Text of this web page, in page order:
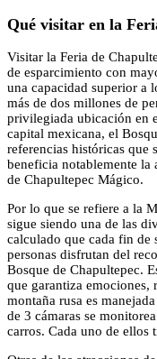
Qué visitar en la
Visitar la Feria de
de esparcimiento con
una capacidad superior a
más de dos millones de
privilegiada ubicación en
capital mexicana, el
referencias históricas que
beneficia notablemente la
de Chapultepec Mágico.
Por lo que se refiere a la
sigue siendo una de las
calculado que cada fin de
personas disfrutan del
Bosque de Chapultepec.
que garantiza emociones,
montaña rusa es
de 3 cámaras se
carros. Cada uno de ellos